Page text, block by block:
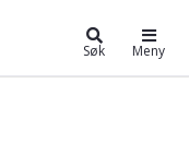
Søk Meny